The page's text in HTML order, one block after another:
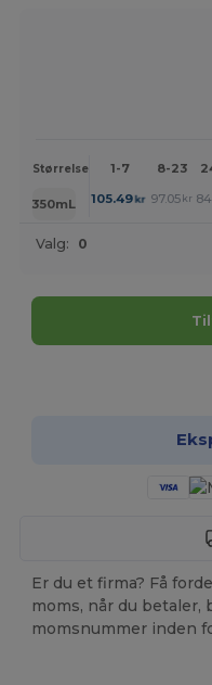
Størrelse 1-7 8-23
350mL 105.49kr 97.05 kr
Valg: 0
Er du et firma? Få
moms, når du betaler,
momsnummer inden